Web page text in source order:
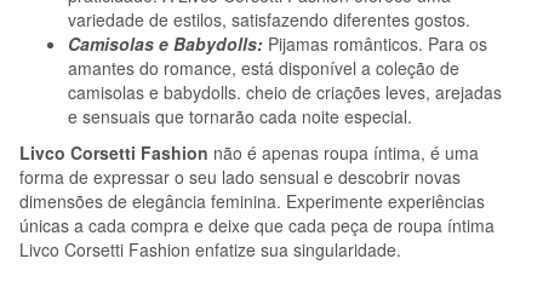
variedade de estilos, satisfazendo diferentes gostos.
Camisolas e Babydolls: Pijamas românticos. Para os
amantes do romance, está disponível a coleção de
camisolas e babydolls. cheio de criações leves, arejadas
e sensuais que tornarão cada noite especial.
Livco Corsetti Fashion não é apenas roupa íntima, é uma
forma de expressar o seu lado sensual e descobrir novas
dimensões de elegância feminina. Experimente experiências
únicas a cada compra e deixe que cada peça de roupa íntima
Livco Corsetti Fashion enfatize sua singularidade.